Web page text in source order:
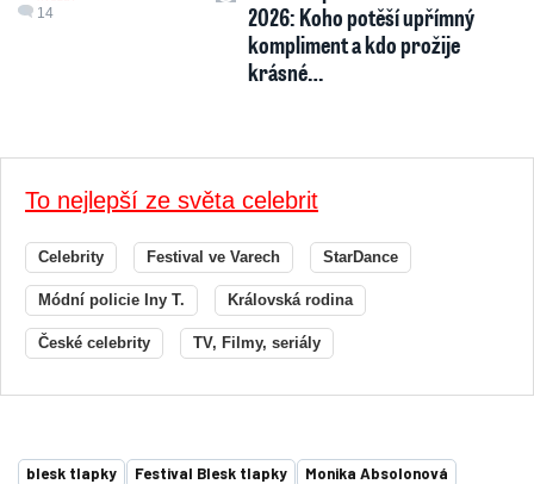
14
2026: Koho potěší upřímný
kompliment a kdo prožije
krásné…
To nejlepší ze světa celebrit
Celebrity Festival ve Varech StarDance
Módní policie Iny T. Královská rodina
České celebrity TV, Filmy, seriály
blesk tlapky Festival Blesk tlapky Monika Absolonová